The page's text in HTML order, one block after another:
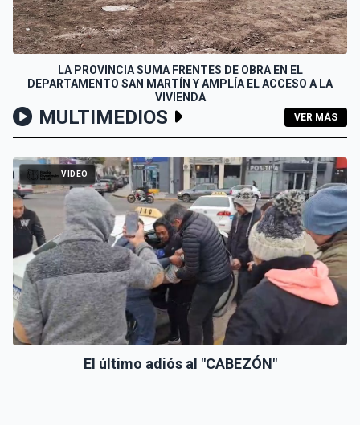
LA PROVINCIA SUMA FRENTES DE OBRA EN EL
DEPARTAMENTO SAN MARTÍN Y AMPLÍA EL ACCESO A LA
VIVIENDA
MULTIMEDIOS VER MÁS
VIDEO
El último adiós al "CABEZÓN"